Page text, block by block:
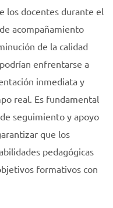
los docentes durante el
acompañamiento
de la calidad
enfrentarse a
inmediata y
real. Es fundamental
seguimiento y apoyo
que los
pedagógicas
formativos con